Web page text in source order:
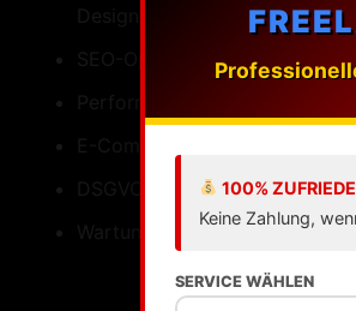
100%
Keine Zahlung,
SERVICE WÄHLEN
SEO-Optimierung fuer
DSGVO-konforme Umsetzung
Wartung Updates Backups